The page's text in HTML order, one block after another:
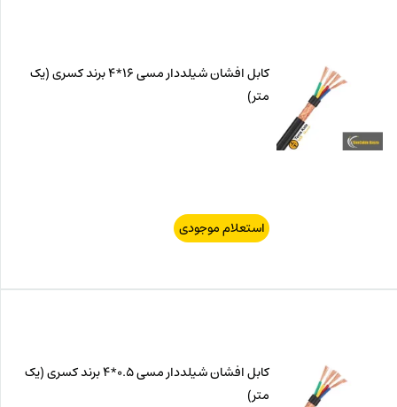
کابل افشان شیلددار مسی 16*4 برند کسری (یک
متر)
استعلام موجودی
کابل افشان شیلددار مسی 0.5*4 برند کسری (یک
متر)